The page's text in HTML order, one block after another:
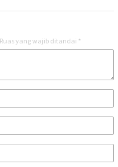
Ruas yang wajib ditandai *